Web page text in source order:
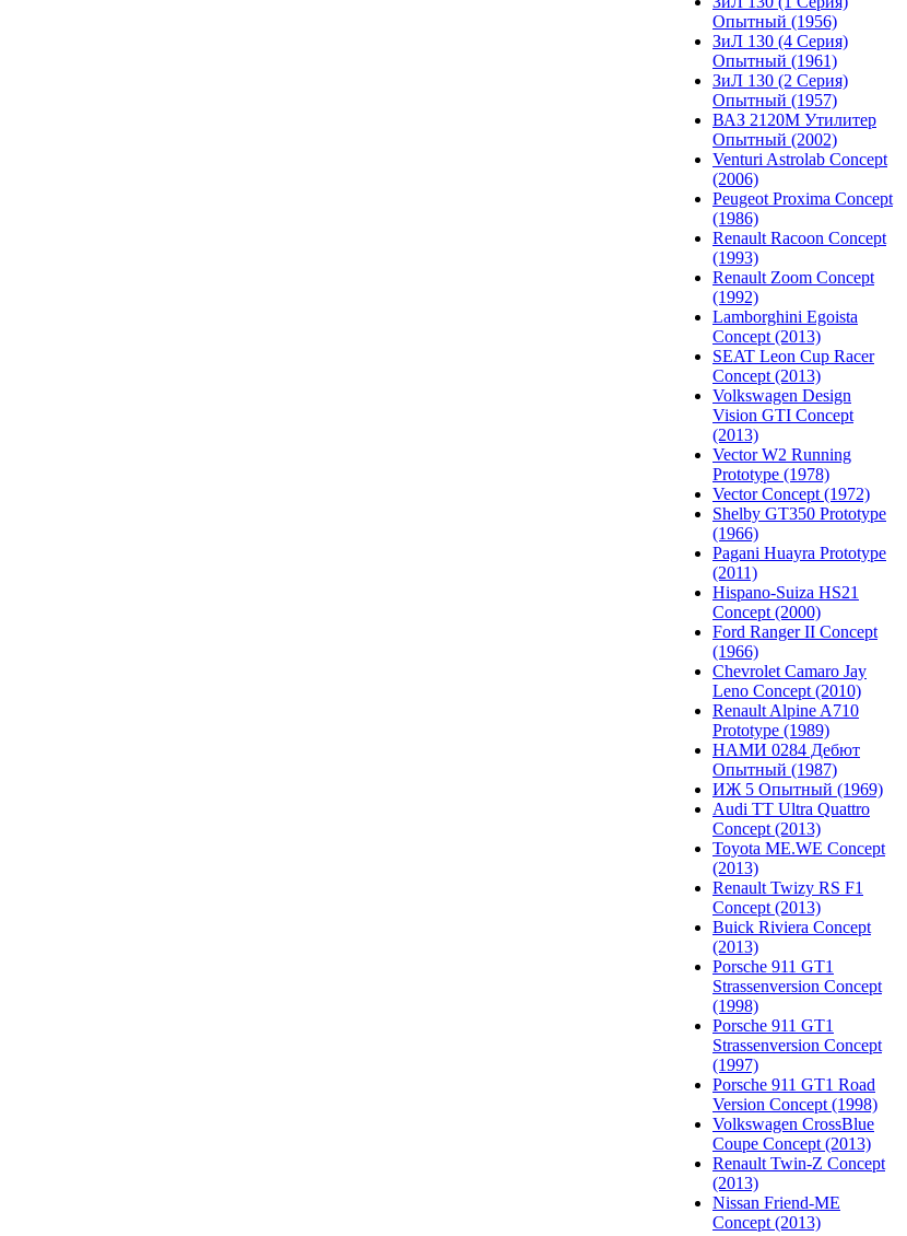
Опытный (1956)
ЗиЛ 130 (4 Серия)
Опытный (1961)
ЗиЛ 130 (2 Серия)
Опытный (1957)
ВАЗ 2120М Утилитер
Опытный (2002)
Venturi Astrolab Concept
(2006)
Peugeot Proxima Concept
(1986)
Renault Racoon Concept
(1993)
Renault Zoom Concept
(1992)
Lamborghini Egoista
Concept (2013)
SEAT Leon Cup Racer
Concept (2013)
Volkswagen Design
Vision GTI Concept
(2013)
Vector W2 Running
Prototype (1978)
Vector Concept (1972)
Shelby GT350 Prototype
(1966)
Pagani Huayra Prototype
(2011)
Hispano-Suiza HS21
Concept (2000)
Ford Ranger II Concept
(1966)
Chevrolet Camaro Jay
Leno Concept (2010)
Renault Alpine A710
Prototype (1989)
НАМИ 0284 Дебют
Опытный (1987)
ИЖ 5 Опытный (1969)
Audi TT Ultra Quattro
Concept (2013)
Toyota ME.WE Concept
(2013)
Renault Twizy RS F1
Concept (2013)
Buick Riviera Concept
(2013)
Porsche 911 GT1
Strassenversion Concept
(1998)
Porsche 911 GT1
Strassenversion Concept
(1997)
Porsche 911 GT1 Road
Version Concept (1998)
Volkswagen CrossBlue
Coupe Concept (2013)
Renault Twin-Z Concept
(2013)
Nissan Friend-ME
Concept (2013)